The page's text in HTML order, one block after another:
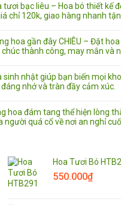
tươi bạc liêu – Hoa bó thiết kế
chỉ 120k, giao hàng nhanh tận
hoa gần đây CHIÊU – Đặt
thành công, may mắn và
sinh nhật giúp bạn biến mọi
nhớ và tràn đầy cảm xúc.
hoa đám tang thể hiện lòng
người quá cố về nơi an nghỉ
Hoa Tươi Bó
550.000₫